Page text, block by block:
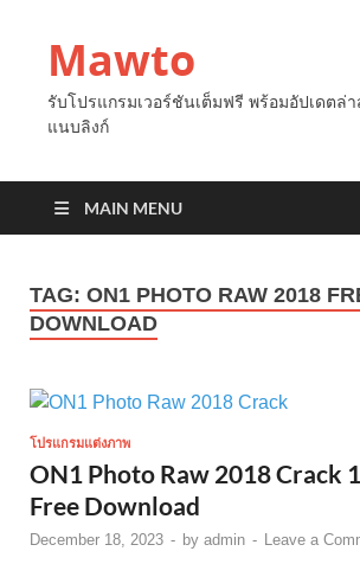
Mawto
รับโปรแกรมเวอร์ชันเต็มฟรี พร้อมอัปเดตล่
แนบลิงก์
MAIN MENU
TAG: ON1 PHOTO RAW 2018
DOWNLOAD
โปรแกรมแต่งภาพ
ON1 Photo Raw 2018 Crack
Free Download
December 18, 2023 - by admin - Leave a